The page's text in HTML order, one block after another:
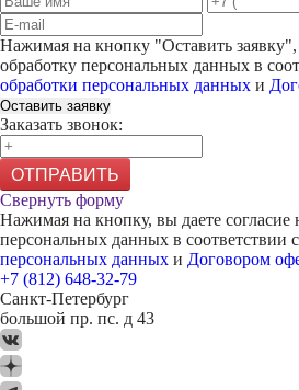
Нажимая на кнопку "Оставить заявку",
обработку персональных данных в
обработки персональных данных и
Оставить заявку
Заказать звонок:
ОТПРАВИТЬ
Свернуть форму
Нажимая на кнопку, вы даете согласие
персональных данных в соответствии с
персональных данных и Договором
+7 (812) 648-32-79
Санкт-Петербург
большой пр. пс. д 43